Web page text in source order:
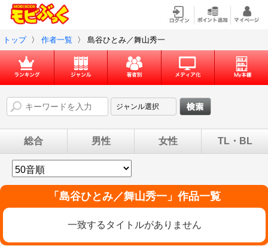
トップ 〉 作者一覧 〉 島谷ひとみ／舞山秀一
総合 男性 女性 TL・BL
「 島谷ひとみ／舞山秀一」作品一覧
一致するタイトルがありません